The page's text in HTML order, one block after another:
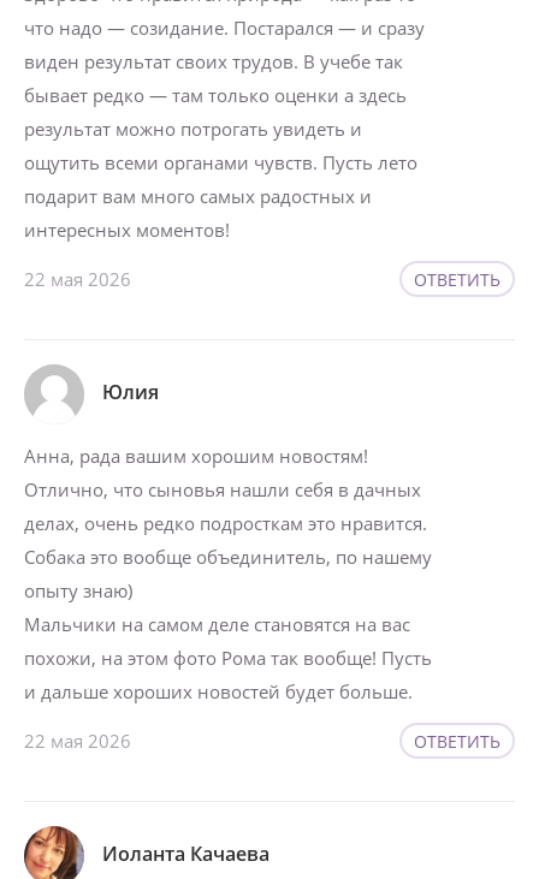
что надо — созидание. Постарался — и сразу
виден результат своих трудов. В учебе так
бывает редко — там только оценки а здесь
результат можно потрогать увидеть и
ощутить всеми органами чувств. Пусть лето
подарит вам много самых радостных и
интересных моментов!
22 мая 2026 ОТВЕТИТЬ
Юлия
Анна, рада вашим хорошим новостям!
Отлично, что сыновья нашли себя в дачных
делах, очень редко подросткам это нравится.
Собака это вообще объединитель, по нашему
опыту знаю)
Мальчики на самом деле становятся на вас
похожи, на этом фото Рома так вообще! Пусть
и дальше хороших новостей будет больше.
22 мая 2026 ОТВЕТИТЬ
Иоланта Качаева